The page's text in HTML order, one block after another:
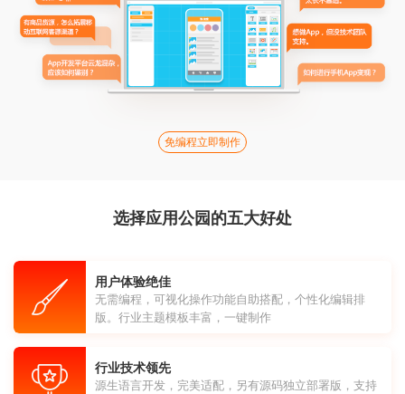
免编程立即制作
选择应用公园的五大好处
用户体验绝佳
无需编程，可视化操作功能自助搭配，个性化编辑排
版。行业主题模板丰富，一键制作
行业技术领先
源生语言开发，完美适配，另有源码独立部署版，支持